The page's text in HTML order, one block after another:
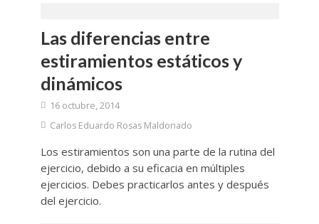
Las diferencias entre
estiramientos estáticos y
dinámicos
16 octubre, 2014
Carlos Eduardo Rosas Maldonado
Los estiramientos son una parte de la rutina del
ejercicio, debido a su eficacia en múltiples
ejercicios. Debes practicarlos antes y después
del ejercicio.